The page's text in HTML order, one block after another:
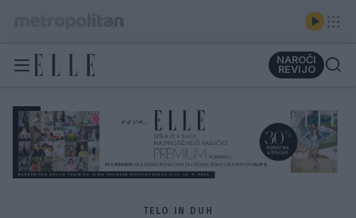
NAROČI
REVIJO
TELO IN DUH